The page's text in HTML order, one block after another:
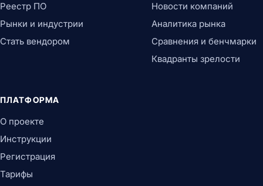
Реестр ПО
Рынки и индустрии
Стать вендором
Новости компаний
Аналитика рынка
Сравнения и бенчмарки
Квадранты зрелости
ПЛАТФОРМА
О проекте
Инструкции
Регистрация
Тарифы